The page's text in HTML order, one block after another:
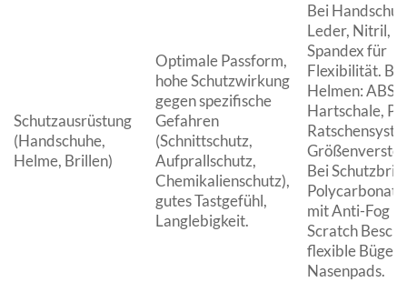
Schutzausrüstung
(Handschuhe,
Helme, Brillen)
Optimale Passform,
hohe Schutzwirkung
gegen spezifische
Gefahren
(Schnittschutz,
Aufprallschutz,
Chemikalienschutz),
gutes Tastgefühl,
Langlebigkeit.
Bei
Leder, Nitril,
Spandex für
Flexibilität. Bei
Helmen: ABS-
Hartschale,
Bei
mit Anti-Fog
Scratch
flexible Bügel
Nasenpads.